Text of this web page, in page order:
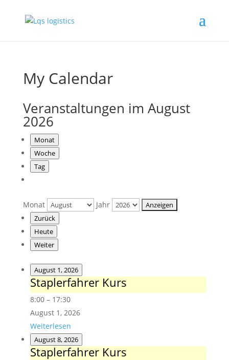
My Calendar
Veranstaltungen im August
2026
Monat
Woche
Tag
Monat Jahr
Zurück
Heute
Weiter
August 1, 2026
Staplerfahrer
Kurs
Staplerfahrer Kurs
8:00 – 17:30
August 1, 2026
Weiterlesen
August 8, 2026
Staplerfahrer
Staplerfahrer Kurs